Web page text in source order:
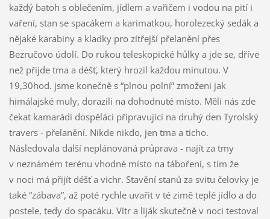
každý batoh s oblečením, jídlem a vařičem i vodou na pití i
vaření, stan se spacákem a karimatkou, horolezecký sedák a
nějaké karabiny a kladky pro zítřejší přelanění přes
Bezručovo údolí. Do rukou teleskopické hůlky a jde se, dříve
než přijde tma a déšť, který hrozil každou minutou. V
19,30hod. jsme konečně s “plnou polní” zmoženi jak
himálajské muly, dorazili na dohodnuté místo. Měli nás zde
čekat kamarádi dospěláci připravující na druhý den Tyrolský
travers - přelanění. Nikde nikdo, jen tma a ticho.
Následovala další neplánovaná průprava - najít za tmy
v neznámém terénu vhodné místo na táboření, s tím že
v noci má přijít déšť a vichr. Stavění stanů za svitu čelovky je
také “zábava”, až poté rychle uvařit v té zimě teplé jídlo a do
postele, tedy do spacáku. Vítr a liják skutečně v noci testoval